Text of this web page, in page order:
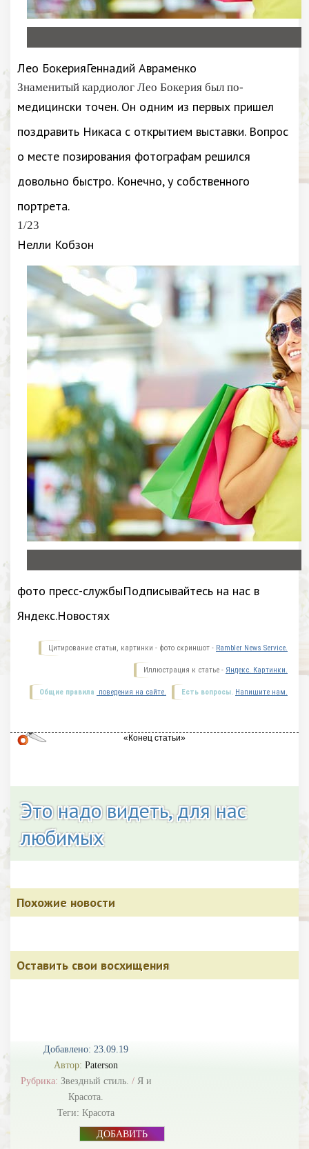
Добавлено: 23.09.19
Автор: Paterson
Рубрика: Звездный стиль. / Я и
Красота.
Теги: Красота
ДОБАВИТЬ
Лео БокерияГеннадий Авраменко
Знаменитый кардиолог Лео Бокерия был по-
медицински точен. Он одним из первых пришел
поздравить Никаса с открытием выставки. Вопрос
о месте позирования фотографам решился
довольно быстро. Конечно, у собственного
портрета.
1/23
Нелли Кобзон
фото пресс-службыПодписывайтесь на нас в
Яндекс.Новостях
Цитирование статьи, картинки - фото скриншот - Rambler News Service.
Иллюстрация к статье - Яндекс. Картинки.
Есть вопросы. Напишите нам.
Общие правила поведения на сайте.
Это надо видеть, для нас
любимых
Похожие новости
Оставить свои восхищения